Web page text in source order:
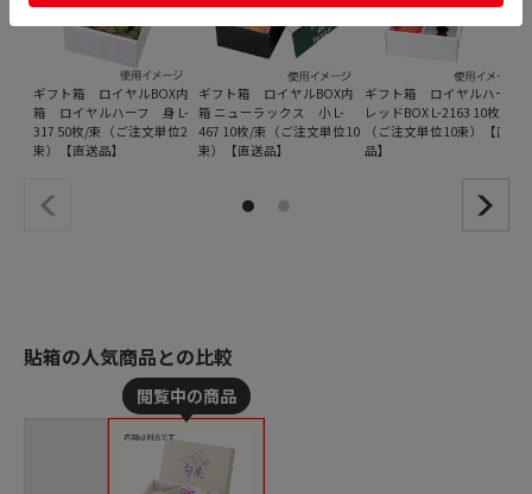
ギフト箱 ロイヤルBOX内
箱 ロイヤルハーフ 身 L-
317 50枚/束（ご注文単位2
束）【直送品】
ギフト箱 ロイヤルBOX内
箱 ニューラックス 小 L-
467 10枚/束（ご注文単位10
束）【直送品】
ギフト箱 ロイヤルハーフ
レッドBOX L-2163 10枚/束
（ご注文単位10束）【直送
品】
貼箱の人気商品との比較